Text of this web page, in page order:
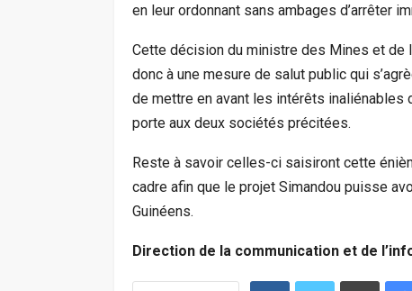
en leur ordonnant sans ambages d’arrêter
Cette décision du ministre des Mines et de
donc à une mesure de salut public qui
de mettre en avant les intérêts inaliénables
porte aux deux sociétés précitées.
Reste à savoir celles-ci saisiront cette
cadre afin que le projet Simandou puisse
Guinéens.
Direction de la communication et de